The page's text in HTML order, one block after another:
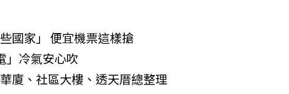
國家」 便宜機票這樣搶
」冷氣安心吹
廈、社區大樓、透天厝總整理